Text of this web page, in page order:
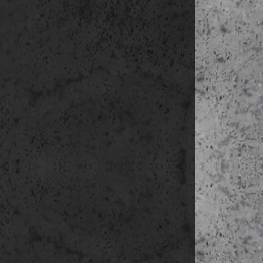
reggeli a
napközben
délután
16:00-16:40
18:40-19:45
kb.20:10
Tervezett
-
légitársaság
visszafelé
- utazás
-
- szakmai
nem
- a
- esetleges